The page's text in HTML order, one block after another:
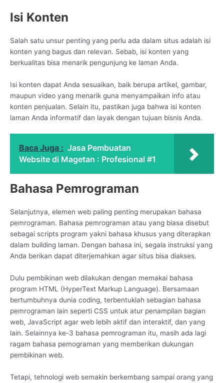
Isi Konten
Salah satu unsur penting yang perlu ada dalam situs adalah isi
konten yang bagus dan relevan. Sebab, isi konten yang
berkualitas bisa menarik pengunjung ke laman Anda.
Isi konten dapat Anda sesuaikan, baik berupa artikel, gambar,
maupun video yang menarik guna menyampaikan info atau
konten penjualan. Selain itu, pastikan juga bahwa isi konten
laman Anda informatif dan layak dengan tujuan bisnis Anda.
Baca Juga : Jasa Pembuatan
Website di Magetan : Profesional #1
Bahasa Pemrograman
Selanjutnya, elemen web paling penting merupakan bahasa
pemrograman. Bahasa pemrograman atau yang biasa disebut
sebagai scripts program yakni bahasa khusus yang diterapkan
dalam building laman. Dengan bahasa ini, segala instruksi yang
Anda berikan dapat diterjemahkan agar situs bisa diakses.
Dulu pembikinan web dilakukan dengan memakai bahasa
program HTML (HyperText Markup Language). Bersamaan
bertumbuhnya dunia coding, terbentuklah sebagian bahasa
pemrograman lain seperti CSS untuk atur penampilan bagian
web, JavaScript agar web lebih aktif dan interaktif, dan yang
lain. Selainnya ke-3 bahasa pemrograman itu, masih ada lagi
ragam bahasa pemograman yang memberikan dukungan
pembikinan web.
Tetapi, tehnologi web semakin berkembang sampai orang yang